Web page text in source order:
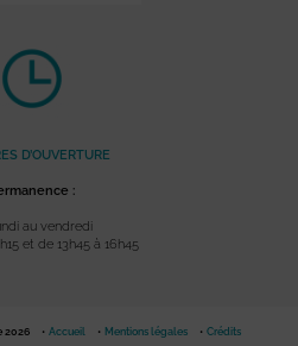
D’OUVERTURE
:
au vendredi
et de 13h45 à 16h45
2026 Accueil Mentions légales Crédits